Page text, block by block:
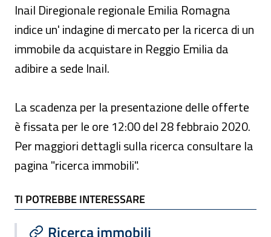
Inail Diregionale regionale Emilia Romagna
indice un' indagine di mercato per la ricerca di un
immobile da acquistare in Reggio Emilia da
adibire a sede Inail.
La scadenza per la presentazione delle offerte
è fissata per le ore 12:00 del 28 febbraio 2020.
Per maggiori dettagli sulla ricerca consultare la
pagina "ricerca immobili".
TI POTREBBE INTERESSARE
TI POTREBBE INTERESSARE
Ricerca immobili